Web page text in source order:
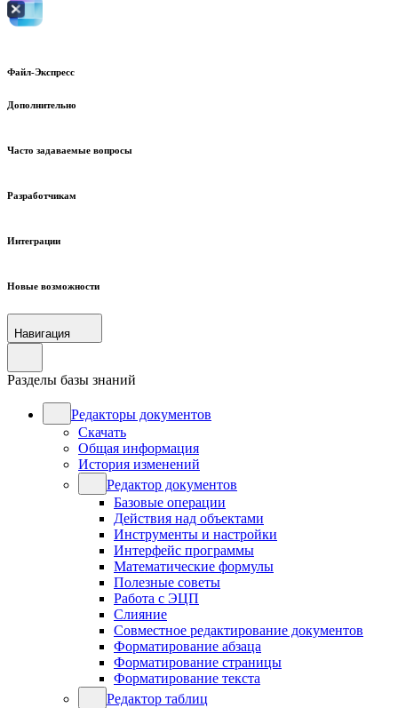
Файл-Экспресс
Дополнительно
Часто задаваемые вопросы
Разработчикам
Интеграции
Новые возможности
Навигация
Разделы базы знаний
Редакторы документов
Скачать
Общая информация
История изменений
Редактор документов
Базовые операции
Действия над объектами
Инструменты и настройки
Интерфейс программы
Математические формулы
Полезные советы
Работа с ЭЦП
Слияние
Совместное редактирование документов
Форматирование абзаца
Форматирование страницы
Форматирование текста
Редактор таблиц